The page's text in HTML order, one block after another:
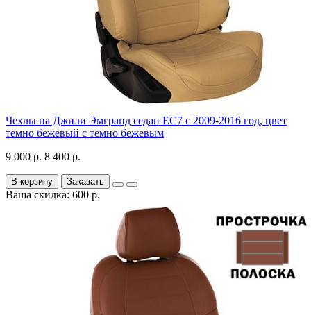
Чехлы на Джили Эмгранд седан ЕС7 с 2009-2016 год, цвет
темно бежевый с темно бежевым
9 000 р. 8 400 р.
В корзину Заказать
Ваша скидка: 600 р.